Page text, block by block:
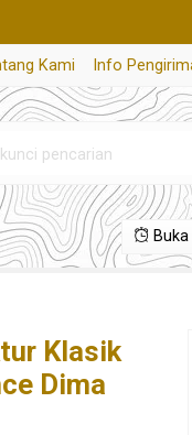
Kami Info
Klasik
Dima